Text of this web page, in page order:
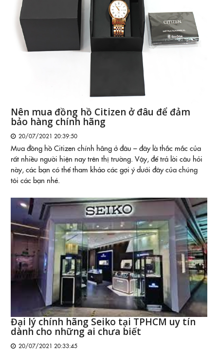
Nên mua đồng hồ Citizen ở đâu để đảm
bảo hàng chính hãng
20/07/2021 20:39:50
Mua đồng hồ Citizen chính hãng ở đâu – đây là thắc mắc của
rất nhiều người hiện nay trên thị trường. Vậy, để trả lời câu hỏi
này, các bạn có thể tham khảo các gợi ý dưới đây của chúng
tôi các bạn nhé.
Đại lý chính hãng Seiko tại TPHCM uy tín
dành cho những ai chưa biết
20/07/2021 20:33:45